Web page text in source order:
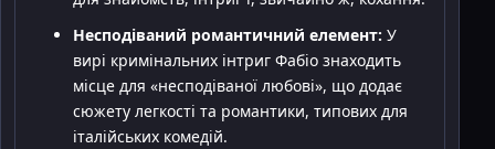
Несподіваний романтичний елемент: У
вирі кримінальних інтриг Фабіо знаходить
місце для «несподіваної любові», що додає
сюжету легкості та романтики, типових для
італійських комедій.